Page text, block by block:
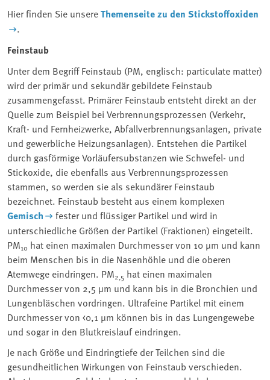
Hier finden Sie unsereThemenseite zu den Stickstoffoxiden
.
Feinstaub
Unter dem Begriff Feinstaub (PM, englisch: particulate matter)
wird der primär und sekundär gebildete Feinstaub
zusammengefasst. Primärer Feinstaub entsteht direkt an der
Quelle zum Beispiel bei Verbrennungsprozessen (Verkehr,
Kraft- und Fernheizwerke, Abfallverbrennungsanlagen, private
und gewerbliche Heizungsanlagen). Entstehen die Partikel
durch gasförmige Vorläufersubstanzen wie Schwefel- und
Stickoxide, die ebenfalls aus Verbrennungsprozessen
stammen, so werden sie als sekundärer Feinstaub
bezeichnet. Feinstaub besteht aus einem komplexen
Gemisch
fester und flüssiger Partikel und wird in
unterschiedliche Größen der Partikel (Fraktionen) eingeteilt.
PM10 hat einen maximalen Durchmesser von 10 µm und kann
beim Menschen bis in die Nasenhöhle und die oberen
Atemwege eindringen. PM2,5 hat einen maximalen
Durchmesser von 2,5 µm und kann bis in die Bronchien und
Lungenbläschen vordringen. Ultrafeine Partikel mit einem
Durchmesser von <0,1 µm können bis in das Lungengewebe
und sogar in den Blutkreislauf eindringen.
Je nach Größe und Eindringtiefe der Teilchen sind die
gesundheitlichen Wirkungen von Feinstaub verschieden.